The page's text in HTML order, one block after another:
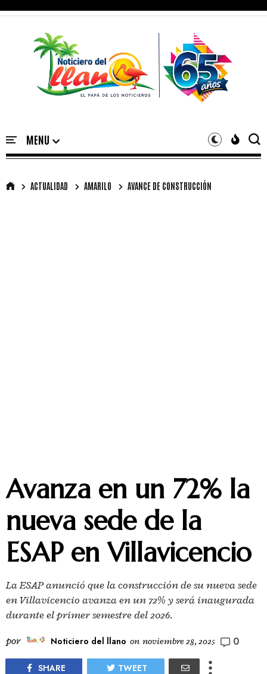
ACTUALIDAD AMARILO AVANCE DE CONSTRUCCIÓN
Avanza en un 72% la
nueva sede de la
ESAP en Villavicencio
La ESAP anunció que la construcción de su nueva sede
en Villavicencio avanza en un 72% y será inaugurada
durante el primer semestre del 2026.
por Noticiero del llano on noviembre 28, 2025 0
SHARE TWEET